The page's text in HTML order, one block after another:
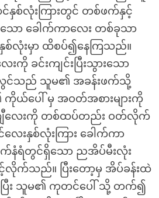
စ်လုံးကြားတွင် တစ်ဖက်နှင့်
သော ခေါက်ကာလေး တစ်ခုသာ
နှစ်လုံးမှာ ထိစပ်၍နေကြသည်။
ခင်းကျင်းပြီးသွားသော
လွင်သည် သူမ၏ အခန်းဖက်သို့
ကိုယ်ပေါ် မှ အဝတ်အစားများကို
ျီလေးကို တစ်ထပ်တည်း ဝတ်လိုက်
ေးနှစ်လုံးကြား ခေါက်ကာ
နံရံတွင်ရှိသော ညအိပ်မီးလုံး
င့်လိုက်သည်။ ပြီးတော့မှ အိပ်ခန်းထဲ
ပြီး သူမ၏ ကုတင်ပေါ် သို့ တက်၍